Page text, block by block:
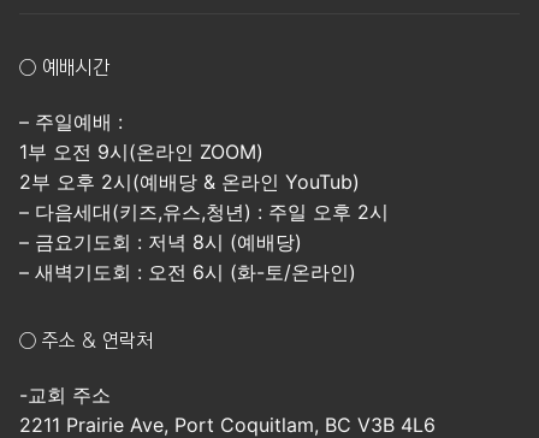
○ 예배시간
– 주일예배 :
1부 오전 9시(온라인 ZOOM)
2부 오후 2시(예배당 & 온라인 YouTub)
– 다음세대(키즈,유스,청년) : 주일 오후 2시
– 금요기도회 : 저녁 8시 (예배당)
– 새벽기도회 : 오전 6시 (화-토/온라인)
○ 주소 & 연락처
-교회 주소
2211 Prairie Ave, Port Coquitlam, BC V3B 4L6